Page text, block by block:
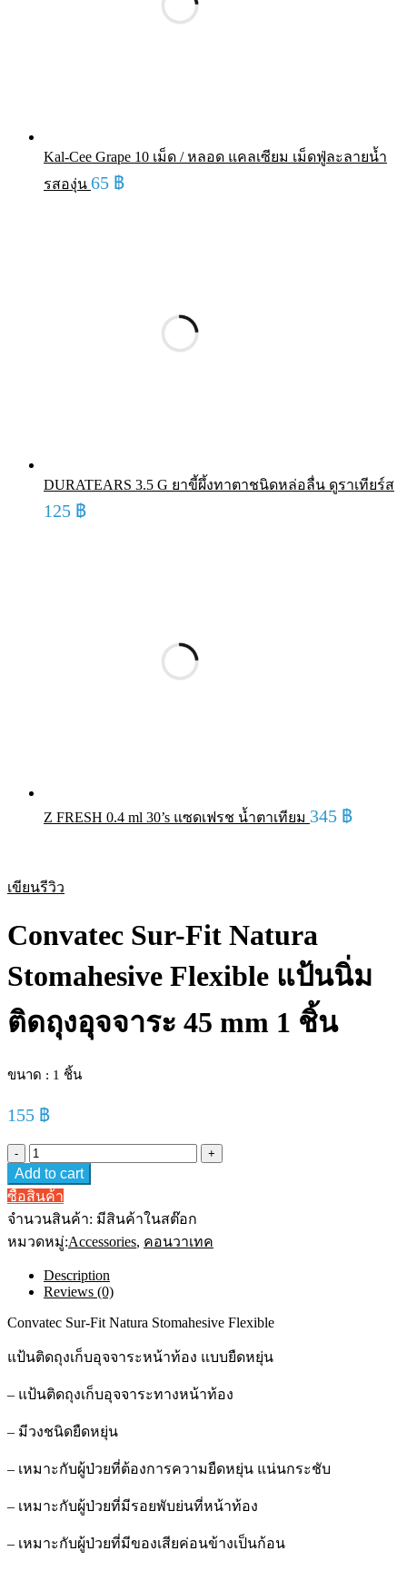
Kal-Cee Grape 10 เม็ด / หลอด แคลเซียม เม็ดฟู่ละลายน้ำ
รสองุ่น 65 ฿
DURATEARS 3.5 G ยาขี้ผึ้งทาตาชนิดหล่อลื่น ดูราเทียร์ส
125 ฿
Z FRESH 0.4 ml 30’s แซดเฟรช น้ำตาเทียม 345 ฿
เขียนรีวิว
Convatec Sur-Fit Natura
Stomahesive Flexible แป้นนิ่ม
ติดถุงอุจจาระ 45 mm 1 ชิ้น
ขนาด : 1 ชิ้น
155 ฿
Convatec
Sur-
Fit
Natura
Stomahesive
Flexible
แป้น
ติด
อุจจาระ
mm
1
ชิ้น
quantity
Add to cart
ซื้อสินค้า
จำนวนสินค้า: มีสินค้าในสต๊อก
หมวดหมู่:Accessories, คอนวาเทค
Description
Reviews (0)
Convatec Sur-Fit Natura Stomahesive Flexible
แป้นติดถุงเก็บอุจจาระหน้าท้อง แบบยืดหยุ่น
– แป้นติดถุงเก็บอุจจาระทางหน้าท้อง
– มีวงชนิดยืดหยุ่น
– เหมาะกับผู้ป่วยที่ต้องการความยืดหยุ่น แน่นกระชับ
– เหมาะกับผู้ป่วยที่มีรอยพับย่นที่หน้าท้อง
– เหมาะกับผู้ป่วยที่มีของเสียค่อนข้างเป็นก้อน